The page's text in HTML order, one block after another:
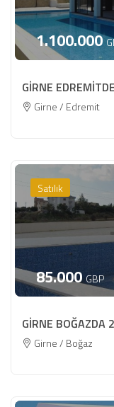
1.100.000
GİRNE
Girne / Edremit
Satılık
85.000 GBP
GİRNE BOĞAZDA
Girne / Boğaz